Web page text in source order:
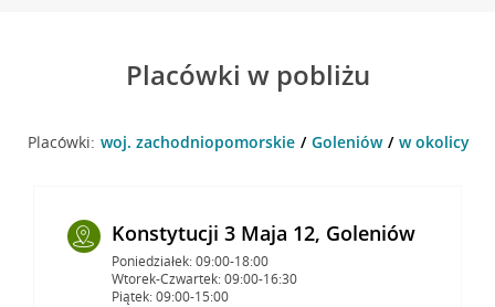
Placówki w pobliżu
Placówki: woj. zachodniopomorskie Goleniów w okolicy
Konstytucji 3 Maja 12, Goleniów
Poniedziałek: 09:00-18:00
Wtorek-Czwartek: 09:00-16:30
Piątek: 09:00-15:00